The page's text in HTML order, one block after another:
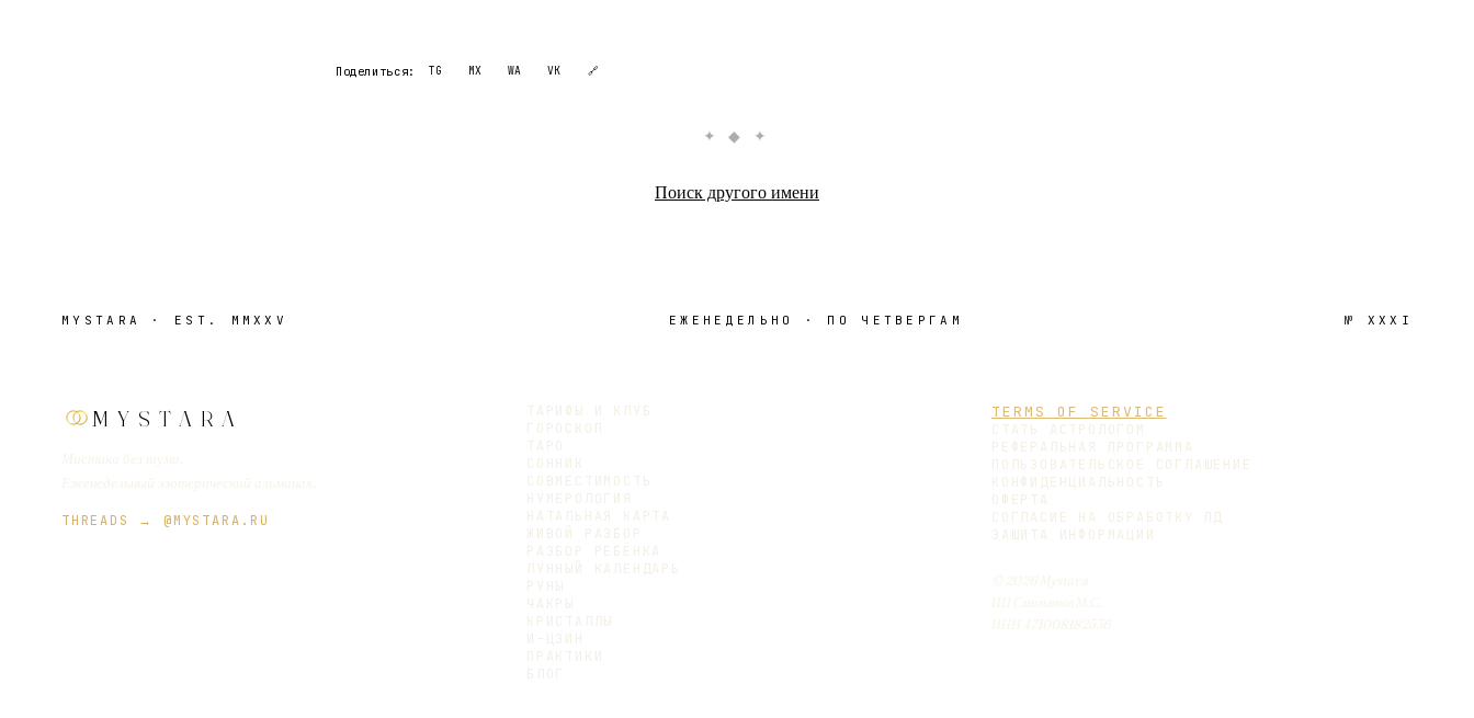
Поделиться: TG MX WA VK 🔗
✦ ◆ ✦
Поиск другого имени
MYSTARA · EST. MMXXV ЕЖЕНЕДЕЛЬНО · ПО ЧЕТВЕРГАМ № XXXI
MYSTARA
THREADS → @MYSTARA.RU
ТАРИФЫ И КЛУБ
ГОРОСКОП
ТАРО
СОННИК
СОВМЕСТИМОСТЬ
НУМЕРОЛОГИЯ
НАТАЛЬНАЯ КАРТА
ЖИВОЙ РАЗБОР
РАЗБОР РЕБЁНКА
ЛУННЫЙ КАЛЕНДАРЬ
РУНЫ
ЧАКРЫ
КРИСТАЛЛЫ
И-ЦЗИН
ПРАКТИКИ
БЛОГ
TERMS OF SERVICE
СТАТЬ АСТРОЛОГОМ
РЕФЕРАЛЬНАЯ ПРОГРАММА
ПОЛЬЗОВАТЕЛЬСКОЕ СОГЛАШЕНИЕ
КОНФИДЕНЦИАЛЬНОСТЬ
ОФЕРТА
СОГЛАСИЕ НА ОБРАБОТКУ ПД
ЗАЩИТА ИНФОРМАЦИИ